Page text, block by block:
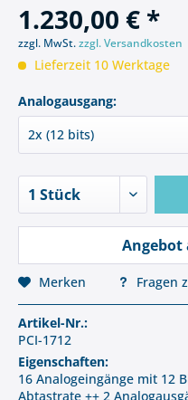
1.230,00 € *
zzgl. MwSt.zzgl. Versandkosten
Lieferzeit 10 Werktage
Analogausgang:
Merken Fragen
Artikel-Nr.:
PCI-1712
Eigenschaften:
16 Analogeingänge mit 12
Abtastrate ++ 2